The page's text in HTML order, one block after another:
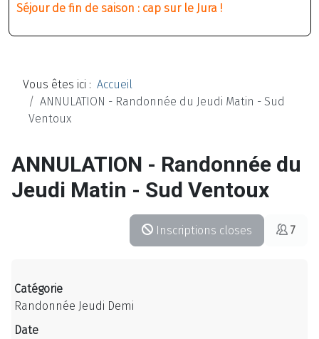
Séjour de fin de saison : cap sur le Jura !
Vous êtes ici : Accueil
ANNULATION - Randonnée du Jeudi Matin - Sud
Ventoux
ANNULATION - Randonnée du
Jeudi Matin - Sud Ventoux
Inscriptions closes 7
Catégorie
Randonnée Jeudi Demi
Date